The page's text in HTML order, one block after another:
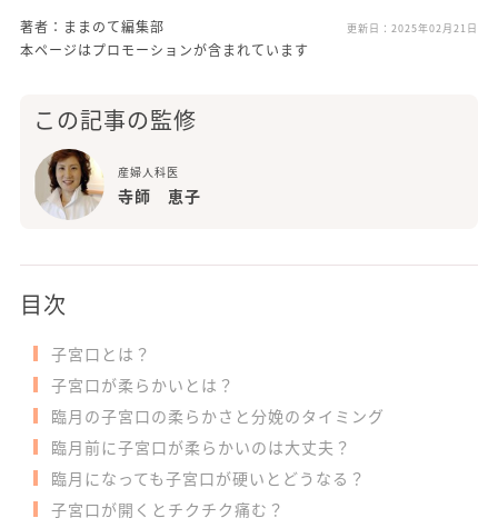
著者：ままのて編集部 更新日： 2025年02月21日
本ページはプロモーションが含まれています
この記事の監修
産婦人科医
寺師 恵子
目次
子宮口とは？
子宮口が柔らかいとは？
臨月の子宮口の柔らかさと分娩のタイミング
臨月前に子宮口が柔らかいのは大丈夫？
臨月になっても子宮口が硬いとどうなる？
子宮口が開くとチクチク痛む？